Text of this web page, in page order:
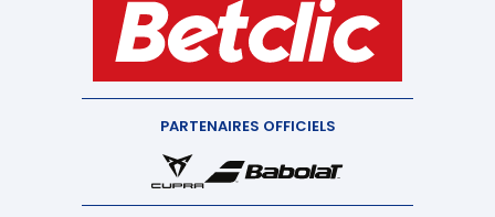
PARTENAIRES OFFICIELS